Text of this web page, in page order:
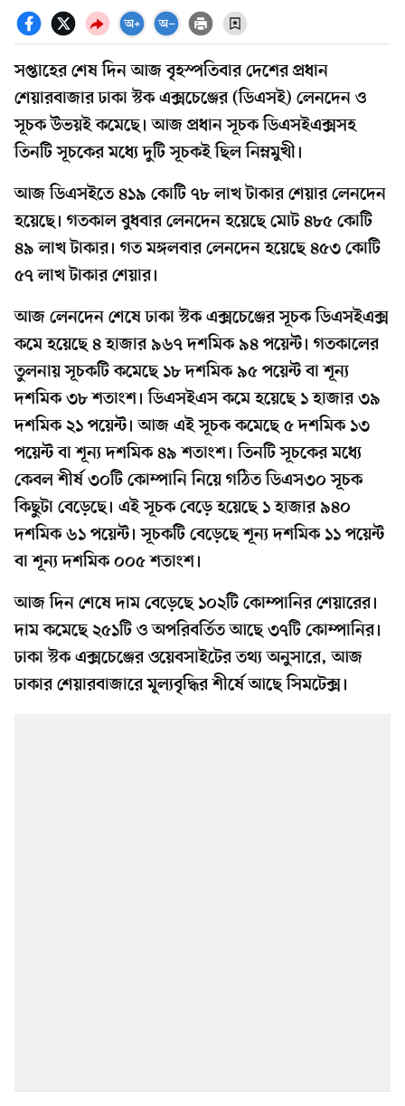
সপ্তাহের শেষ দিন আজ বৃহস্পতিবার দেশের প্রধান
শেয়ারবাজার ঢাকা স্টক এক্সচেঞ্জের (ডিএসই) লেনদেন ও
সূচক উভয়ই কমেছে। আজ প্রধান সূচক ডিএসইএক্সসহ
তিনটি সূচকের মধ্যে দুটি সূচকই ছিল নিম্নমুখী।
আজ ডিএসইতে ৪১৯ কোটি ৭৮ লাখ টাকার শেয়ার লেনদেন
হয়েছে। গতকাল বুধবার লেনদেন হয়েছে মোট ৪৮৫ কোটি
৪৯ লাখ টাকার। গত মঙ্গলবার লেনদেন হয়েছে ৪৫৩ কোটি
৫৭ লাখ টাকার শেয়ার।
আজ লেনদেন শেষে ঢাকা স্টক এক্সচেঞ্জের সূচক ডিএসইএক্স
কমে হয়েছে ৪ হাজার ৯৬৭ দশমিক ৯৪ পয়েন্ট। গতকালের
তুলনায় সূচকটি কমেছে ১৮ দশমিক ৯৫ পয়েন্ট বা শূন্য
দশমিক ৩৮ শতাংশ। ডিএসইএস কমে হয়েছে ১ হাজার ৩৯
দশমিক ২১ পয়েন্ট। আজ এই সূচক কমেছে ৫ দশমিক ১৩
পয়েন্ট বা শূন্য দশমিক ৪৯ শতাংশ। তিনটি সূচকের মধ্যে
কেবল শীর্ষ ৩০টি কোম্পানি নিয়ে গঠিত ডিএস৩০ সূচক
কিছুটা বেড়েছে। এই সূচক বেড়ে হয়েছে ১ হাজার ৯৪০
দশমিক ৬১ পয়েন্ট। সূচকটি বেড়েছে শূন্য দশমিক ১১ পয়েন্ট
বা শূন্য দশমিক ০০৫ শতাংশ।
আজ দিন শেষে দাম বেড়েছে ১০২টি কোম্পানির শেয়ারের।
দাম কমেছে ২৫১টি ও অপরিবর্তিত আছে ৩৭টি কোম্পানির।
ঢাকা স্টক এক্সচেঞ্জের ওয়েবসাইটের তথ্য অনুসারে, আজ
ঢাকার শেয়ারবাজারে মূল্যবৃদ্ধির শীর্ষে আছে সিমটেক্স।